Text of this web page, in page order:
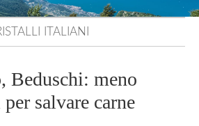
ITALIANI
Beduschi: meno
salvare carne